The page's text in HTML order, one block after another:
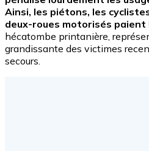
Ainsi, les piétons, les
deux-roues motorisés
hécatombe printanière,
grandissante des victimes
secours.